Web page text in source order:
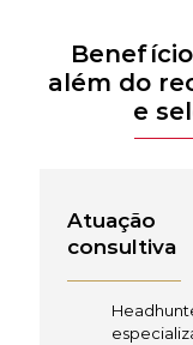
além do
e
Atuação
consultiva